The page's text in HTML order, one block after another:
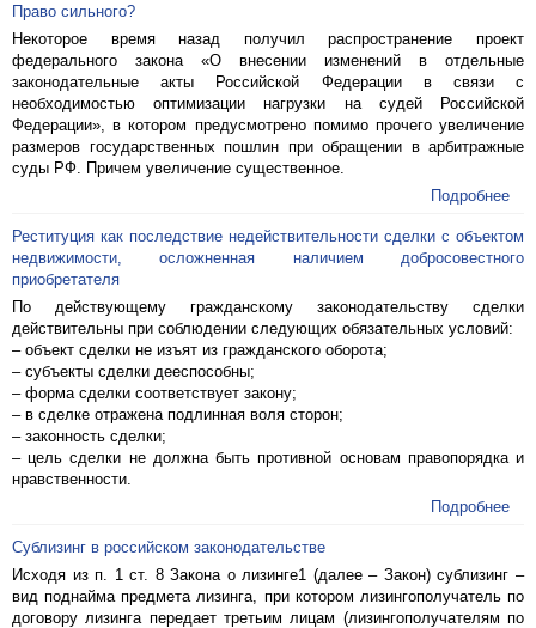
Право сильного?
Некоторое время назад получил распространение проект
федерального закона «О внесении изменений в отдельные
законодательные акты Российской Федерации в связи с
необходимостью оптимизации нагрузки на судей Российской
Федерации», в котором предусмотрено помимо прочего увеличение
размеров государственных пошлин при обращении в арбитражные
суды РФ. Причем увеличение существенное.
Подробнее
Реституция как последствие недействительности сделки с объектом
недвижимости, осложненная наличием добросовестного
приобретателя
По действующему гражданскому законодательству сделки
действительны при соблюдении следующих обязательных условий:
– объект сделки не изъят из гражданского оборота;
– субъекты сделки дееспособны;
– форма сделки соответствует закону;
– в сделке отражена подлинная воля сторон;
– законность сделки;
– цель сделки не должна быть противной основам правопорядка и
нравственности.
Подробнее
Сублизинг в российском законодательстве
Исходя из п. 1 ст. 8 Закона о лизинге1 (далее – Закон) сублизинг –
вид поднайма предмета лизинга, при котором лизингополучатель по
договору лизинга передает третьим лицам (лизингополучателям по